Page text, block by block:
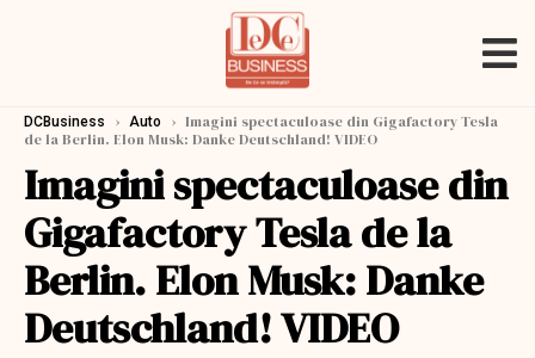
DCBusiness › Auto › Imagini spectaculoase din Gigafactory Tesla
de la Berlin. Elon Musk: Danke Deutschland! VIDEO
Imagini spectaculoase din
Gigafactory Tesla de la
Berlin. Elon Musk: Danke
Deutschland! VIDEO